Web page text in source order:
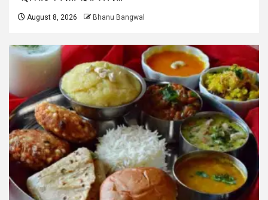
August 8, 2026 Bhanu Bangwal